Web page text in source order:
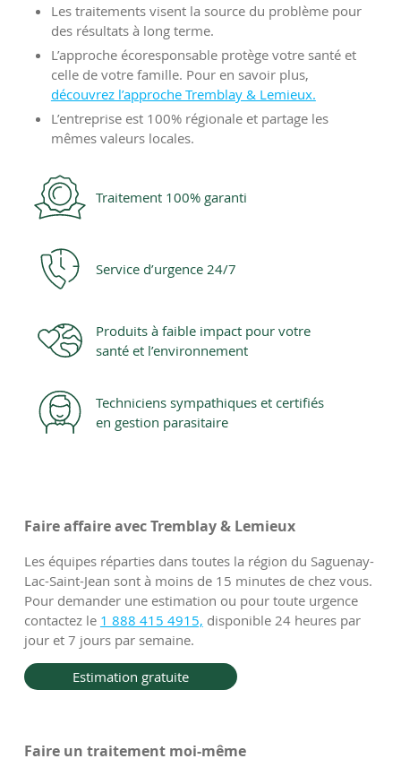
Les traitements visent la source du problème pour
des résultats à long terme.
L’approche écoresponsable protège votre santé et
celle de votre famille. Pour en savoir plus,
découvrez l’approche Tremblay & Lemieux.
L’entreprise est 100% régionale et partage les
mêmes valeurs locales.
Traitement 100% garanti
Service d’urgence 24/7
Produits à faible impact pour votre
santé et l’environnement
Techniciens sympathiques et certifiés
en gestion parasitaire
Faire affaire avec Tremblay & Lemieux
Les équipes réparties dans toutes la région du Saguenay-
Lac-Saint-Jean sont à moins de 15 minutes de chez vous.
Pour demander une estimation ou pour toute urgence
contactez le 1 888 415 4915, disponible 24 heures par
jour et 7 jours par semaine.
Estimation gratuite
Faire un traitement moi-même